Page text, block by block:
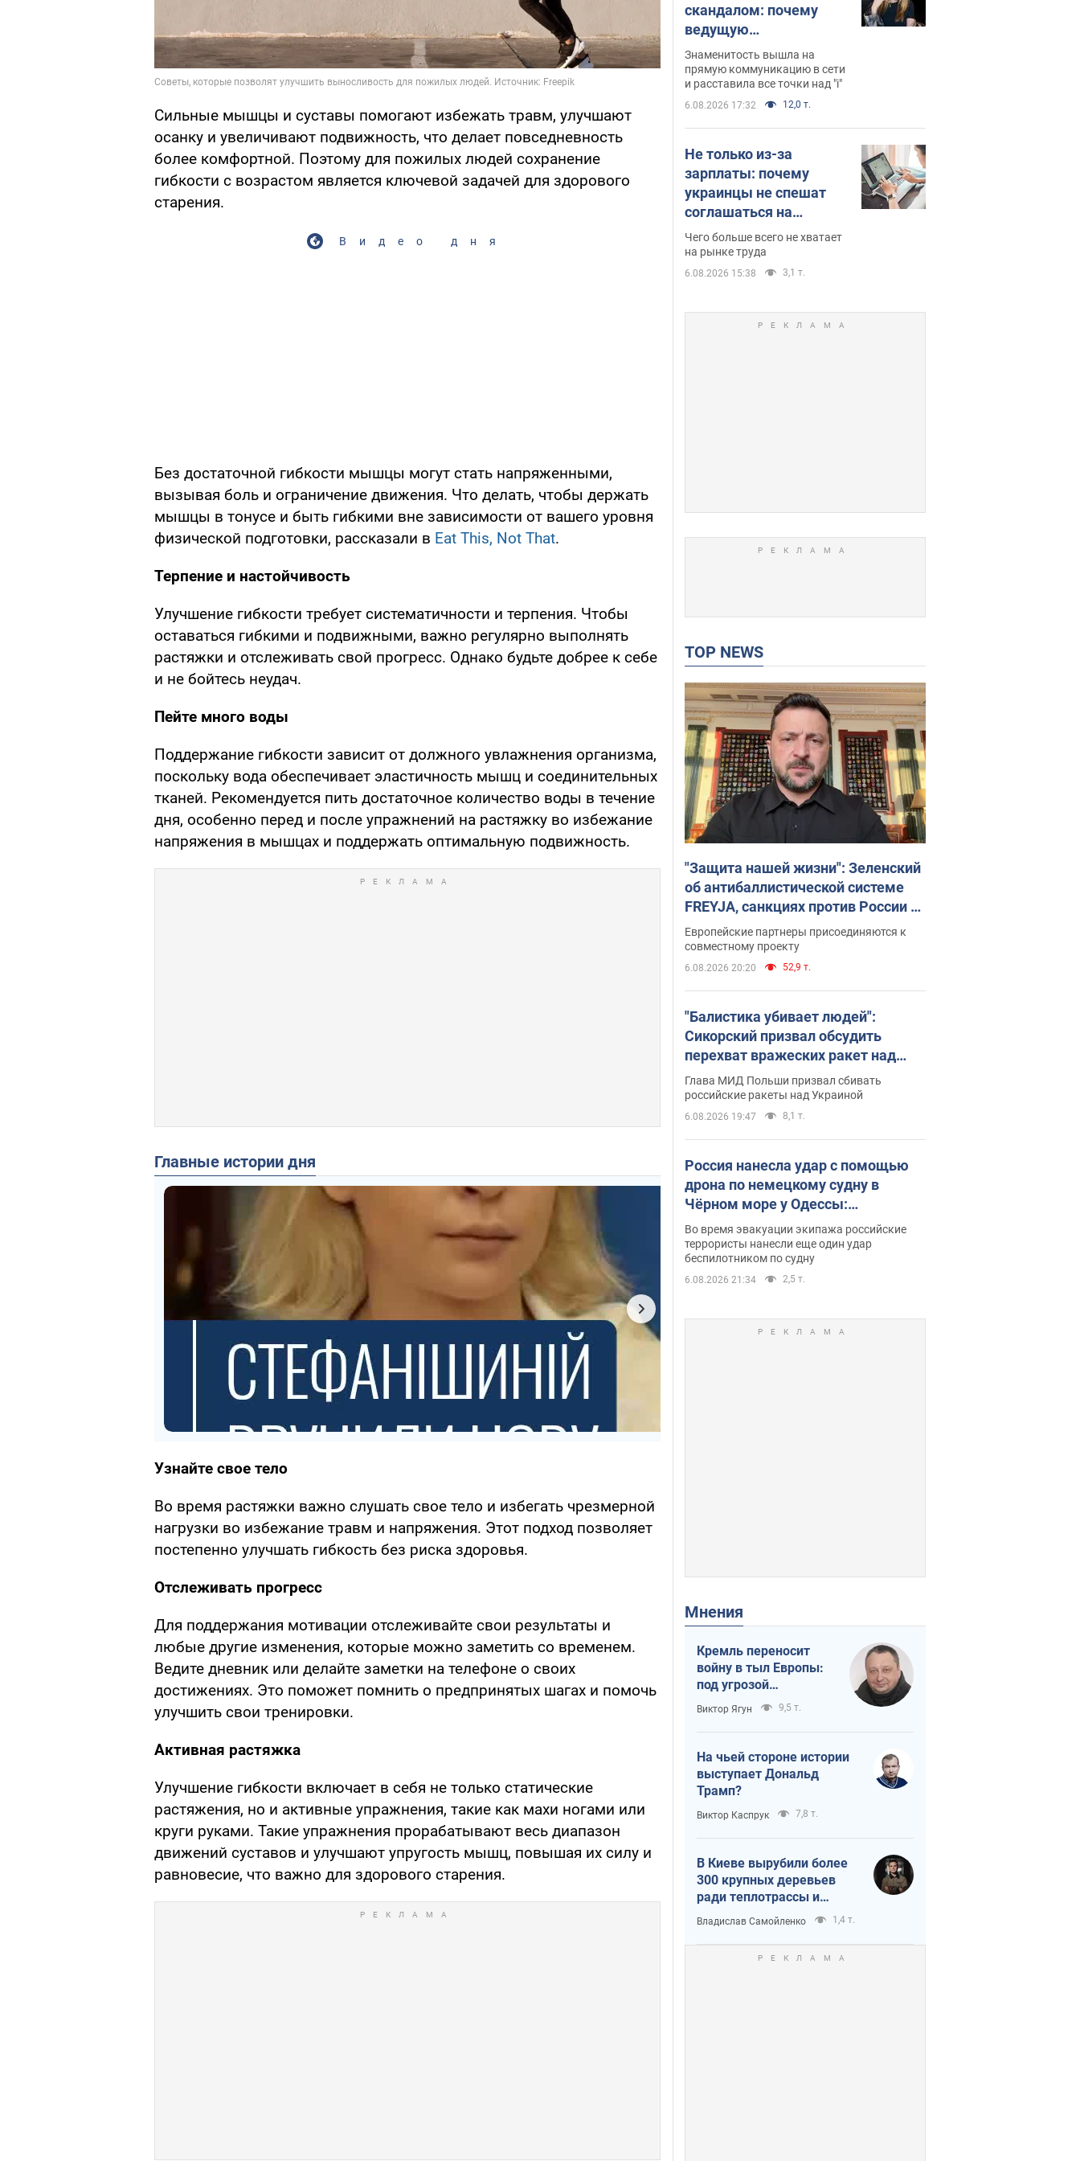
Сильные мышцы и суставы помогают избежать травм, улучшают
осанку и увеличивают подвижность, что делает повседневность
более комфортной. Поэтому для пожилых людей сохранение
гибкости с возрастом является ключевой задачей для здорового
старения.
Видео дня
Без достаточной гибкости мышцы могут стать напряженными,
вызывая боль и ограничение движения. Что делать, чтобы держать
мышцы в тонусе и быть гибкими вне зависимости от вашего уровня
физической подготовки, рассказали в Eat This, Not That.
Терпение и настойчивость
Улучшение гибкости требует систематичности и терпения. Чтобы
оставаться гибкими и подвижными, важно регулярно выполнять
растяжки и отслеживать свой прогресс. Однако будьте добрее к себе
и не бойтесь неудач.
Пейте много воды
Поддержание гибкости зависит от должного увлажнения организма,
поскольку вода обеспечивает эластичность мышц и соединительных
тканей. Рекомендуется пить достаточное количество воды в течение
дня, особенно перед и после упражнений на растяжку во избежание
напряжения в мышцах и поддержать оптимальную подвижность.
Главные истории дня
Узнайте свое тело
Во время растяжки важно слушать свое тело и избегать чрезмерной
нагрузки во избежание травм и напряжения. Этот подход позволяет
постепенно улучшать гибкость без риска здоровья.
Отслеживать прогресс
Для поддержания мотивации отслеживайте свои результаты и
любые другие изменения, которые можно заметить со временем.
Ведите дневник или делайте заметки на телефоне о своих
достижениях. Это поможет помнить о предпринятых шагах и помочь
улучшить свои тренировки.
Активная растяжка
Улучшение гибкости включает в себя не только статические
растяжения, но и активные упражнения, такие как махи ногами или
круги руками. Такие упражнения прорабатывают весь диапазон
движений суставов и улучшают упругость мышц, повышая их силу и
равновесие, что важно для здорового старения.
скандалом: почему
ведущую
несправедливо
захейтили
Знаменитость вышла на
прямую коммуникацию в сети
и расставила все точки над "i"
6.08.2026 17:32 12,0 т.
Не только из-за
зарплаты: почему
украинцы не спешат
соглашаться на
вакансии
Чего больше всего не хватает
на рынке труда
6.08.2026 15:38 3,1 т.
TOP NEWS
"Защита нашей жизни": Зеленский
об антибаллистической системе
FREYJA, санкциях против России и
поддержке аграриев. Видео
Европейские партнеры присоединяются к
совместному проекту
6.08.2026 20:20 52,9 т.
"Балистика убивает людей":
Сикорский призвал обсудить
перехват вражеских ракет над
Украиной
Глава МИД Польши призвал сбивать
российские ракеты над Украиной
6.08.2026 19:47 8,1 т.
Россия нанесла удар с помощью
дрона по немецкому судну в
Чёрном море у Одессы:
подробности
Во время эвакуации экипажа российские
террористы нанесли еще один удар
беспилотником по судну
6.08.2026 21:34 2,5 т.
Мнения
Кремль переносит
войну в тыл Европы:
под угрозой
критическая
логистика
Виктор Ягун 9,5 т.
На чьей стороне истории
выступает Дональд
Трамп?
Виктор Каспрук 7,8 т.
В Киеве вырубили более
300 крупных деревьев
ради теплотрассы и
вопреки Генплану
Владислав Самойленко 1,4 т.